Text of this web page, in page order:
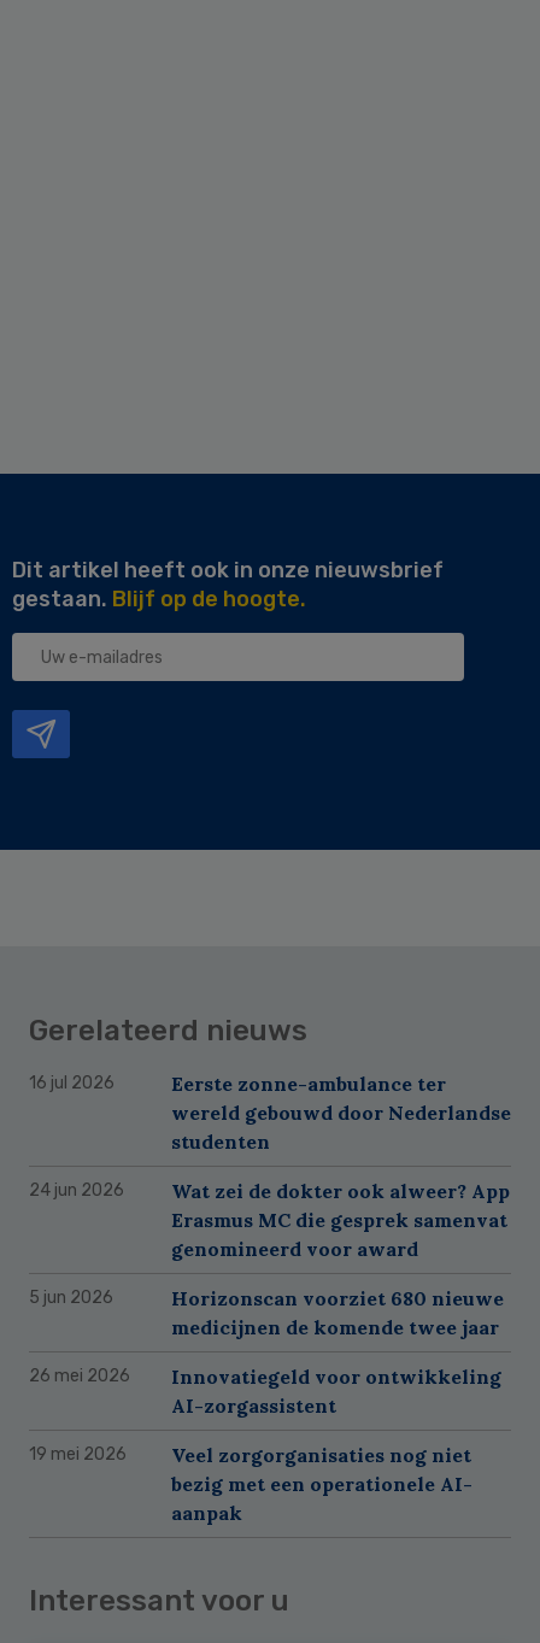
Dit artikel heeft ook in onze nieuwsbrief
gestaan. Blijf op de hoogte.
Uw
Gerelateerd nieuws
16 jul 2026
Eerste zonne-ambulance ter
wereld gebouwd door Nederlandse
studenten
24 jun 2026
Wat zei de dokter ook alweer? App
Erasmus MC die gesprek samenvat
genomineerd voor award
5 jun 2026
Horizonscan voorziet 680 nieuwe
medicijnen de komende twee jaar
26 mei 2026
Innovatiegeld voor ontwikkeling
AI-zorgassistent
19 mei 2026
Veel zorgorganisaties nog niet
bezig met een operationele AI-
aanpak
Interessant voor u